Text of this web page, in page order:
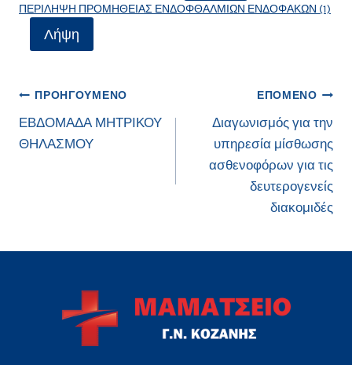
ΠΕΡΙΛΗΨΗ ΠΡΟΜΗΘΕΙΑΣ ΕΝΔΟΦΘΑΛΜΙΩΝ ΕΝΔΟΦΑΚΩΝ (1)
Λήψη
Πλοήγηση
άρθρων
ΠΡΟΗΓΟΎΜΕΝΟ
ΕΒΔΟΜΑΔΑ ΜΗΤΡΙΚΟΥ
ΘΗΛΑΣΜΟΥ
ΕΠΌΜΕΝΟ
Διαγωνισμός για την
υπηρεσία μίσθωσης
ασθενοφόρων για τις
δευτερογενείς
διακομιδές